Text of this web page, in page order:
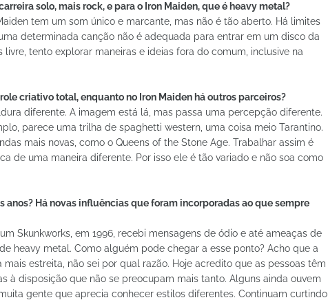
solo, mais rock, e para o Iron Maiden, que é heavy metal?
tem um som único e marcante, mas não é tão aberto. Há limites
determinada canção não é adequada para entrar em um disco da
livre, tento explorar maneiras e ideias fora do comum, inclusive na
criativo total, enquanto no Iron Maiden há outros parceiros?
diferente. A imagem está lá, mas passa uma percepção diferente.
parece uma trilha de spaghetti western, uma coisa meio Tarantino.
mais novas, como o Queens of the Stone Age. Trabalhar assim é
de uma maneira diferente. Por isso ele é tão variado e não soa como
anos? Há novas influências que foram incorporadas ao que sempre
Skunkworks, em 1996, recebi mensagens de ódio e até ameaças de
heavy metal. Como alguém pode chegar a esse ponto? Acho que a
estreita, não sei por qual razão. Hoje acredito que as pessoas têm
à disposição que não se preocupam mais tanto. Alguns ainda ouvem
gente que aprecia conhecer estilos diferentes. Continuam curtindo